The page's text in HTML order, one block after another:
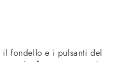
il fondello e i pulsanti del